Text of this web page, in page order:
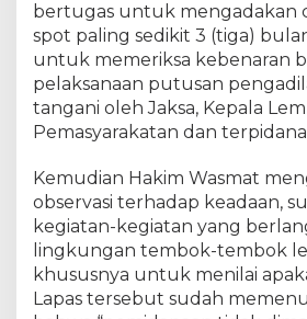
L
a
p
s
P
k
a
n
b
a
r
bertugas untuk mengadakan
spot paling sedikit 3 (tiga)
untuk memeriksa kebenaran
pelaksanaan putusan
tangani oleh Jaksa, Kepala
Pemasyarakatan dan
Kemudian Hakim Wasmat
observasi terhadap keadaan,
kegiatan-kegiatan yang
lingkungan tembok-tembok
khususnya untuk menilai
Lapas tersebut sudah